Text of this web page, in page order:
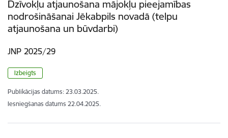
Dzīvokļu atjaunošana mājokļu pieejamības
nodrošināšanai Jēkabpils novadā (telpu
atjaunošana un būvdarbi)
JNP 2025/29
Izbeigts
Publikācijas datums: 23.03.2025.
Iesniegšanas datums 22.04.2025.